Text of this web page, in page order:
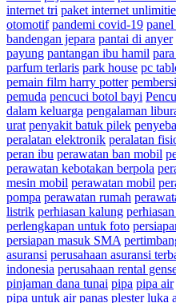
internet tri paket internet
otomotif pandemi covid-19
bandengan jepara pantai di anyer
payung pantangan ibu hamil
parfum terlaris park house pc
pemain film harry potter
pemuda pencuci botol bayi
dalam keluarga pengalaman
urat penyakit batuk pilek
peralatan elektronik peralatan
peran ibu perawatan ban mobil
perawatan kebotakan berpola
mesin mobil perawatan mobil
pompa perawatan rumah
listrik perhiasan kalung
perlengkapan untuk foto
persiapan masuk SMA
asuransi perusahaan asuransi
indonesia perusahaan rental
pinjaman dana tunai pipa pipa air
pipa untuk air panas plester luka